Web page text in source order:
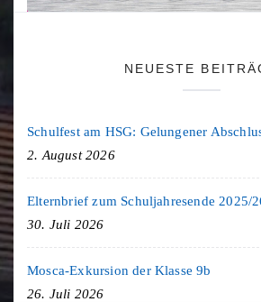
NEUESTE
2. August 2026
Elternbrief zum Schuljahresende 2025/
30. Juli 2026
Mosca-Exkursion der Klasse 9b
26. Juli 2026